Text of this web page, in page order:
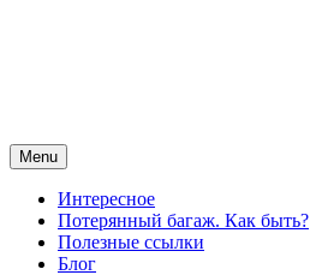
Menu
Интересное
Потерянный багаж. Как быть?
Полезные ссылки
Блог